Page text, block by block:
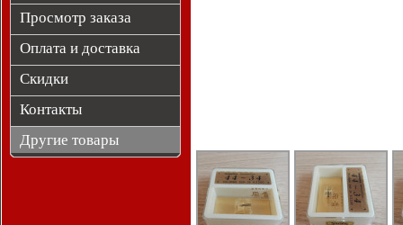
Просмотр заказа
Оплата и доставка
Скидки
Контакты
Другие товары